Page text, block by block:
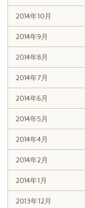
2014年10月
2014年9月
2014年8月
2014年7月
2014年6月
2014年5月
2014年4月
2014年2月
2014年1月
2013年12月